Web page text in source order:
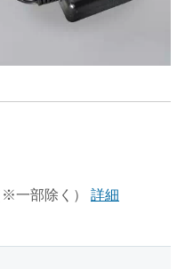
一部除く）
詳細